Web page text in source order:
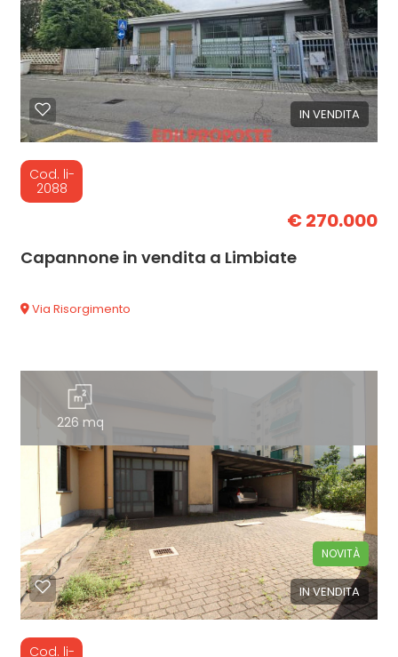
IN VENDITA
Cod. li-
2088
€ 270.000
Capannone in vendita a Limbiate
Via Risorgimento
226 mq
IN VENDITA
NOVITÀ
Cod. li-